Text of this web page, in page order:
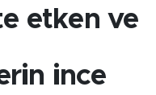
etken ve
ince
Fikstür